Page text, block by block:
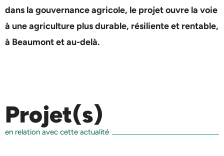
dans la gouvernance agricole, le projet ouvre la voie
à une agriculture plus durable, résiliente et rentable,
à Beaumont et au-delà.
Projet(s)
en relation avec cette actualité